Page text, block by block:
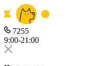
7255
9:00-21:00